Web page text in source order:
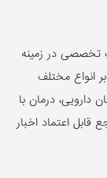
تخصصی در زمینه
انواع مختلف
دارویی، درمان با
اعتماد اخبار